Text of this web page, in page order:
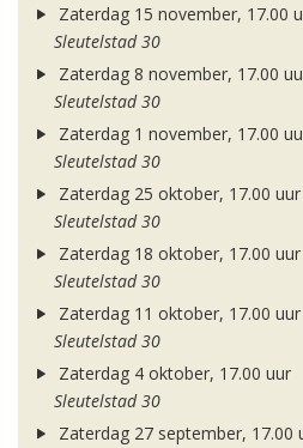
Zaterdag 15 november, 17.00
Sleutelstad 30
Zaterdag 8 november, 17.00
Sleutelstad 30
Zaterdag 1 november, 17.00
Sleutelstad 30
Zaterdag 25 oktober, 17.00 uur
Sleutelstad 30
Zaterdag 18 oktober, 17.00 uur
Sleutelstad 30
Zaterdag 11 oktober, 17.00 uur
Sleutelstad 30
Zaterdag 4 oktober, 17.00 uur
Sleutelstad 30
Zaterdag 27 september, 17.00